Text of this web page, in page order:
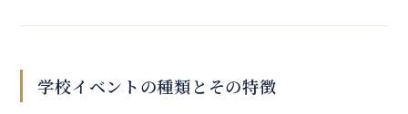
学校イベントの種類とその特徴